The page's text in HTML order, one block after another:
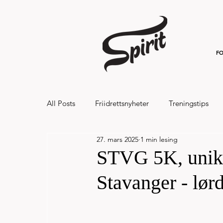
All Posts Friidrettsnyheter Treningstips
Hålandsvannet halvmaraton og 7km 20
STVG 5K,
Stavanger -
27. mars 2025 1 min lesing